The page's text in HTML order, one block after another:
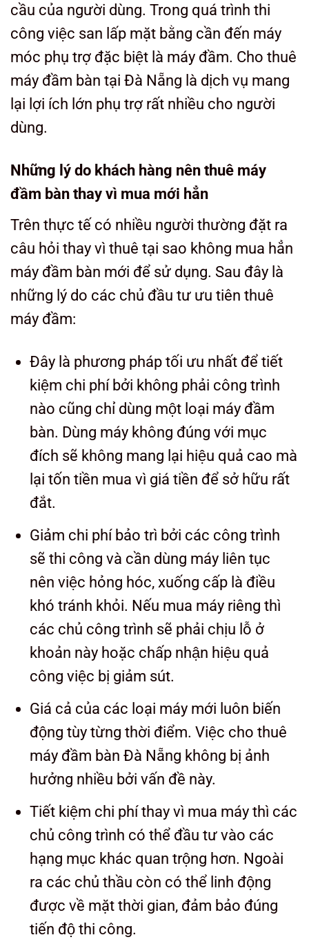
cầu của người dùng. Trong quá trình thi
công việc san lấp mặt bằng cần đến máy
móc phụ trợ đặc biệt là máy đầm. Cho thuê
máy đầm bàn tại Đà Nẵng là dịch vụ mang
lại lợi ích lớn phụ trợ rất nhiều cho người
dùng.
Những lý do khách hàng nên thuê máy
đầm bàn thay vì mua mới hẳn
Trên thực tế có nhiều người thường đặt ra
câu hỏi thay vì thuê tại sao không mua hẳn
máy đầm bàn mới để sử dụng. Sau đây là
những lý do các chủ đầu tư ưu tiên thuê
máy đầm:
Đây là phương pháp tối ưu nhất để tiết
kiệm chi phí bởi không phải công trình
nào cũng chỉ dùng một loại máy đầm
bàn. Dùng máy không đúng với mục
đích sẽ không mang lại hiệu quả cao mà
lại tốn tiền mua vì giá tiền để sở hữu rất
đắt.
Giảm chi phí bảo trì bởi các công trình
sẽ thi công và cần dùng máy liên tục
nên việc hỏng hóc, xuống cấp là điều
khó tránh khỏi. Nếu mua máy riêng thì
các chủ công trình sẽ phải chịu lỗ ở
khoản này hoặc chấp nhận hiệu quả
công việc bị giảm sút.
Giá cả của các loại máy mới luôn biến
động tùy từng thời điểm. Việc cho thuê
máy đầm bàn Đà Nẵng không bị ảnh
hưởng nhiều bởi vấn đề này.
Tiết kiệm chi phí thay vì mua máy thì các
chủ công trình có thể đầu tư vào các
hạng mục khác quan trộng hơn. Ngoài
ra các chủ thầu còn có thể linh động
được về mặt thời gian, đảm bảo đúng
tiến độ thi công.